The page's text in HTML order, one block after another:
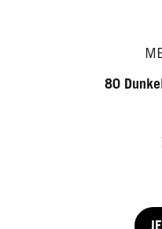
80